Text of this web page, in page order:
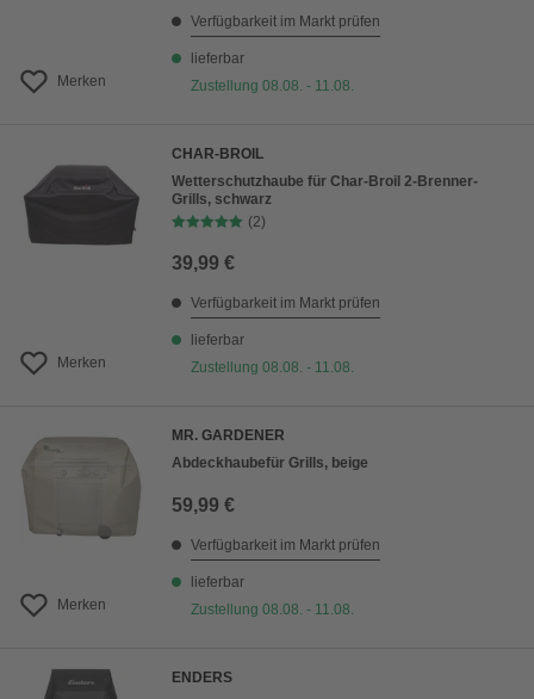
Merken
Verfügbarkeit im Markt prüfen
lieferbar
Zustellung 08.08. - 11.08.
Merken
CHAR-BROIL
Wetterschutzhaube für Char-Broil 2-Brenner-
Grills, schwarz
(2)
39,99 €
Verfügbarkeit im Markt prüfen
lieferbar
Zustellung 08.08. - 11.08.
Merken
MR. GARDENER
Abdeckhaubefür Grills, beige
59,99 €
Verfügbarkeit im Markt prüfen
lieferbar
Zustellung 08.08. - 11.08.
ENDERS